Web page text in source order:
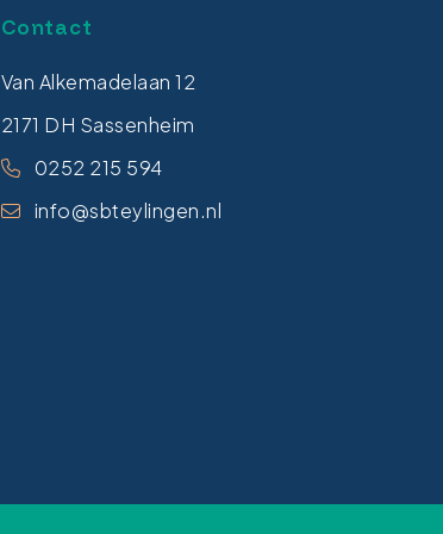
Contact
Van Alkemadelaan 12
2171 DH Sassenheim
0252 215 594
info@sbteylingen.nl